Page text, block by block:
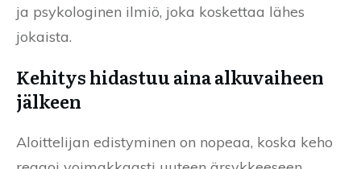
ja psykologinen ilmiö, joka koskettaa lähes
jokaista.
Kehitys hidastuu aina alkuvaiheen
jälkeen
Aloittelijan edistyminen on nopeaa, koska keho